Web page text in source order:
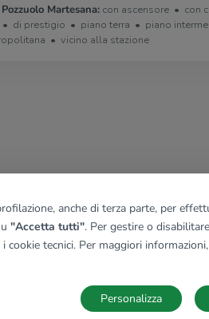
Martesana: con ascensore con
di prestigio piano terra piano
vicino alla stazione
anche di terza parte, per
"Accetta tutti". Per gestire o
cookie tecnici. Per maggiori
Personalizza